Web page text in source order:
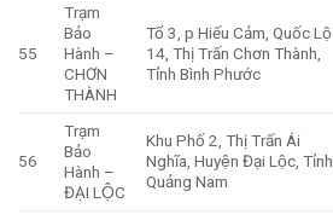
55
Trạm
Bảo
Hành –
CHƠN
THÀNH
Tổ 3, p Hiếu Cảm, Quốc Lộ
14, Thị Trấn Chơn Thành,
Tỉnh Bình Phước
56
Trạm
Bảo
Hành –
ĐẠI LỘC
Khu Phố 2, Thị Trấn Ái
Nghĩa, Huyện Đại Lộc, Tỉnh
Quảng Nam